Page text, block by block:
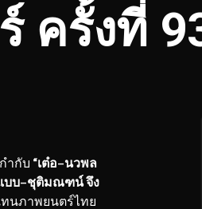
ครั้งที่
ำกับ “เต๋อ–นวพล
บบ–ชุติมณฑน์ จึง
นภาพยนตร์ไทย